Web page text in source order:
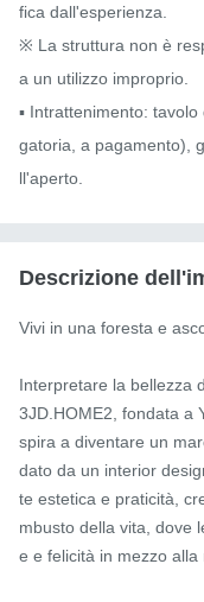
fica dall'esperienza.
※ La struttura non è
a un utilizzo improprio.
▪️ Intrattenimento:
gatoria, a pagamento),
ll'aperto.
Descrizione
Vivi in ​​una foresta e
Interpretare la bellezza
3JD.HOME2, fondata a
spira a diventare un
dato da un interior
te estetica e praticità,
mbusto della vita, dove
e e felicità in mezzo alla